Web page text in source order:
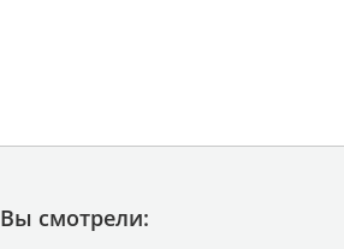
Вы смотрели: